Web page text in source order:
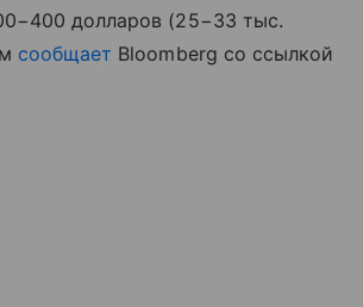
долларов (25−33 тыс.
сообщает Bloomberg со ссылкой